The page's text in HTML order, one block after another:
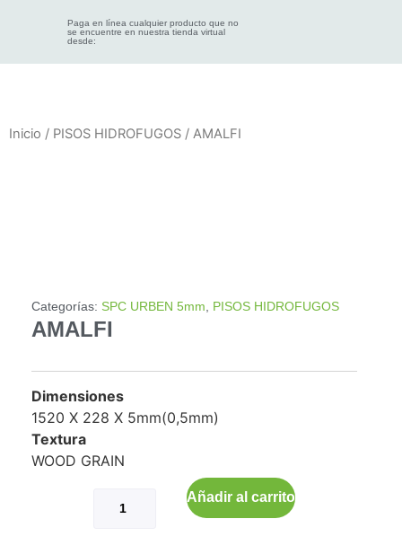
Paga en línea cualquier producto que no
se encuentre en nuestra tienda virtual
desde:
Inicio / PISOS HIDROFUGOS / AMALFI
Categorías: SPC URBEN 5mm PISOS HIDROFUGOS
AMALFI
Dimensiones
1520 X 228 X 5mm(0,5mm)
Textura
WOOD GRAIN
Añadir al carrito